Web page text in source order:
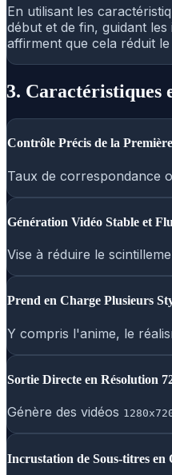
En utilisant les
début et de fin, guidant
affirment que cela réduit
3. Caractéristiques
Contrôle Précis de la
Taux de correspondance
Génération Vidéo Stable et
Vise à réduire le
Prend en Charge Plusieurs
Y compris l'anime, le
Sortie Directe en Résolution
Génère des vidéos
Incrustation de Sous-titres en